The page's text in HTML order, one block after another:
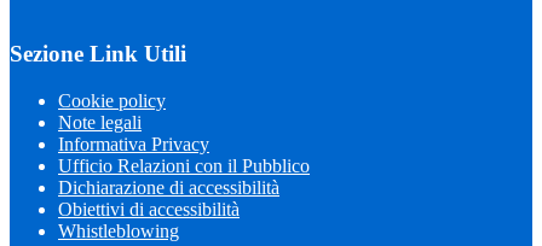
Sezione Link Utili
Cookie policy
Note legali
Informativa Privacy
Ufficio Relazioni con il Pubblico
Dichiarazione di accessibilità
Obiettivi di accessibilità
Whistleblowing